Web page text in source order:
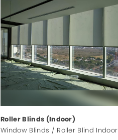
Roller Blinds (Indoor)
Window Blinds / Roller Blind Indoor